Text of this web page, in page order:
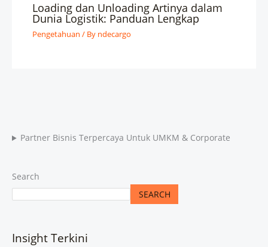
Loading dan Unloading Artinya dalam
Dunia Logistik: Panduan Lengkap
Pengetahuan / By ndecargo
Partner Bisnis Terpercaya Untuk UMKM & Corporate
Search
SEARCH
Insight Terkini